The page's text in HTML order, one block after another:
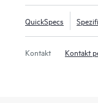
QuickSpecs
Kontakt Kontakt